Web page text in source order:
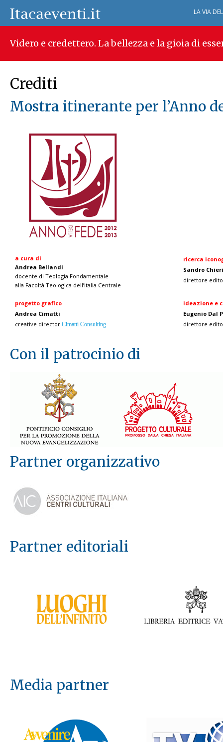
LA VIA
Videro e credettero. La bellezza e la gioia di
Crediti
Mostra itinerante per l’Anno
a cura di
Andrea Bellandi
docente di Teologia Fondamentale
alla Facoltà Teologica dell’Italia Centrale
ricerca
Sandro
direttore
progetto grafico
Andrea Cimatti
creative director Cimatti Consulting
ideazione e
Eugenio Dal
direttore
Con il patrocinio di
Partner organizzativo
Partner editoriali
Media partner